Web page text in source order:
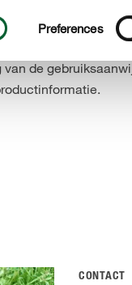
Preferences
en -rups zijn er weer
de
CONTACT